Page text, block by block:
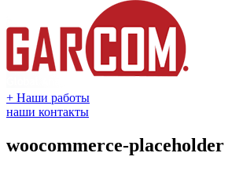
+ Наши работы
наши контакты
woocommerce-placeholder